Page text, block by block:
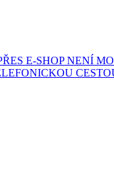
E-SHOP NENÍ